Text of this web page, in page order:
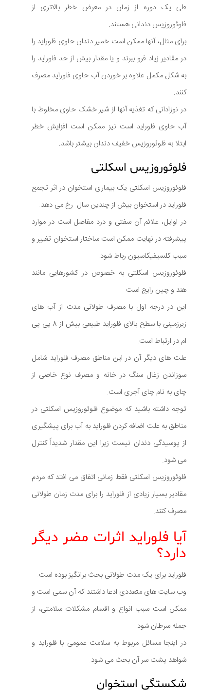
طی یک دوره از زمان در معرض خطر بالاتری از
فلوئوروزیس دندانی هستند.
برای مثال، آنها ممکن است خمیر دندان حاوی فلوراید را
در مقادیر زیاد فرو ببرند و یا مقدار بیش از حد فلوراید را
به شکل مکمل علاوه بر خوردن آب حاوی فلوراید مصرف
کنند.
در نوزادانی که تغذیه آنها از شیر خشک حاوی مخلوط با
آب حاوی فلوراید است نیز ممکن است افزایش خطر
ابتلا به فلوئوروزیس خفیف دندان بیشتر باشد.
فلوئوروزیس اسکلتی
فلوئوروزیس اسکلتی یک بیماری استخوان در اثر تجمع
فلوراید در استخوان بیش از چندین سال رخ می دهد.
در اوایل، علائم آن سفتی و درد مفاصل است در موارد
پیشرفته در نهایت ممکن است ساختار استخوان تغییر و
سبب کلسیفیکاسیون رباط شود.
فلوئوروزیس اسکلتی به خصوص در کشورهایی مانند
هند و چین رایج است.
این در درجه اول با مصرف طولانی مدت از آب های
زیرزمینی با سطح بالای فلوراید طبیعی بیش از 8 پی پی
ام در ارتباط است.
علت های دیگر آن در این مناطق مصرف فلوراید شامل
سوزاندن زغال سنگ در خانه و مصرف نوع خاصی از
چای به نام چای آجری است.
توجه داشته باشید که موضوع فلوئوروزیس اسکلتی در
مناطق به علت اضافه کردن فلوراید به آب برای پیشگیری
از پوسیدگی دندان نیست زیرا این مقدار شدیداً کنترل
می شود.
فلوئوروزیس اسکلتی فقط زمانی اتفاق می افتد که مردم
مقادیر بسیار زیادی از فلوراید را برای مدت زمان طولانی
مصرف کنند.
آیا فلوراید اثرات مضر دیگر
دارد؟
فلوراید برای یک مدت طولانی بحث برانگیز بوده است.
وب سایت های متعددی ادعا داشتند که آن سمی است و
ممکن است سبب انواع و اقسام مشکلات سلامتی، از
جمله سرطان شود.
در اینجا مسائل مربوط به سلامت عمومی با فلوراید و
شواهد پشت سر آن بحث می شود.
شکستگی استخوان